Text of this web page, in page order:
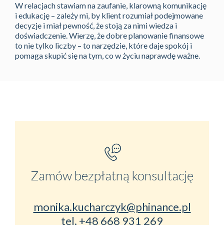
W relacjach stawiam na zaufanie, klarowną komunikację
i edukację – zależy mi, by klient rozumiał podejmowane
decyzje i miał pewność, że stoją za nimi wiedza i
doświadczenie. Wierzę, że dobre planowanie finansowe
to nie tylko liczby – to narzędzie, które daje spokój i
pomaga skupić się na tym, co w życiu naprawdę ważne.
Zamów bezpłatną konsultację
monika.kucharczyk@phinance.pl
tel. +48 668 931 269